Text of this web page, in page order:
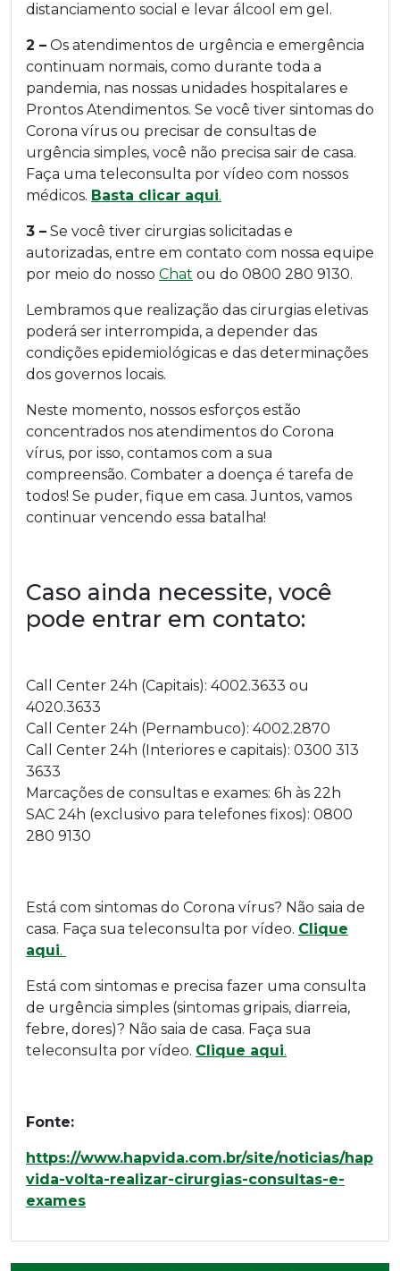
distanciamento social e levar álcool em gel.
2 – Os atendimentos de urgência e emergência
continuam normais, como durante toda a
pandemia, nas nossas unidades hospitalares e
Prontos Atendimentos. Se você tiver sintomas do
Corona vírus ou precisar de consultas de
urgência simples, você não precisa sair de casa.
Faça uma teleconsulta por vídeo com nossos
médicos. Basta clicar aqui.
3 – Se você tiver cirurgias solicitadas e
autorizadas, entre em contato com nossa equipe
por meio do nosso Chat ou do 0800 280 9130.
Lembramos que realização das cirurgias eletivas
poderá ser interrompida, a depender das
condições epidemiológicas e das determinações
dos governos locais.
Neste momento, nossos esforços estão
concentrados nos atendimentos do Corona
vírus, por isso, contamos com a sua
compreensão. Combater a doença é tarefa de
todos! Se puder, fique em casa. Juntos, vamos
continuar vencendo essa batalha!
Caso ainda necessite, você
pode entrar em contato:
Call Center 24h (Capitais): 4002.3633 ou
4020.3633
Call Center 24h (Pernambuco): 4002.2870
Call Center 24h (Interiores e capitais): 0300 313
3633
Marcações de consultas e exames: 6h às 22h
SAC 24h (exclusivo para telefones fixos): 0800
280 9130
Está com sintomas do Corona vírus? Não saia de
casa. Faça sua teleconsulta por vídeo. Clique
aqui.
Está com sintomas e precisa fazer uma consulta
de urgência simples (sintomas gripais, diarreia,
febre, dores)? Não saia de casa. Faça sua
teleconsulta por vídeo. Clique aqui.
Fonte:
https://www.hapvida.com.br/site/noticias/hap
vida-volta-realizar-cirurgias-consultas-e-
exames